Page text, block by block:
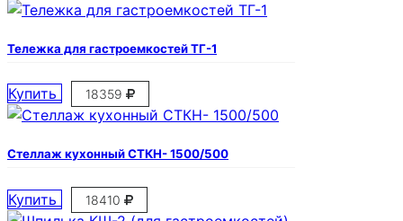
Тележка для гастроемкостей ТГ-1
Купить 18359
Стеллаж кухонный СТКН- 1500/500
Купить 18410